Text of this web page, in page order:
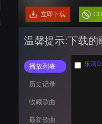
立即下载
温馨提示:下载的
播放列表
历史记录
收藏歌曲
最新歌曲
乐清